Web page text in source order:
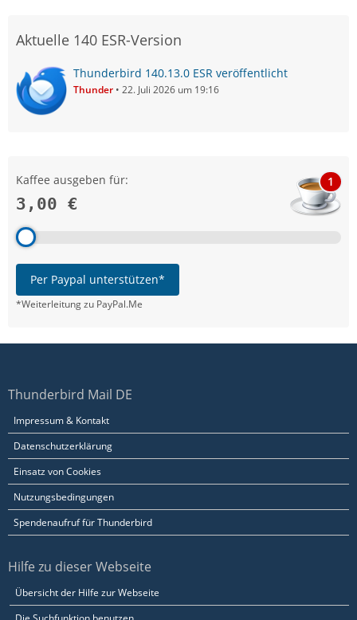
Aktuelle 140 ESR-Version
Thunderbird 140.13.0 ESR veröffentlicht
Thunder 22. Juli 2026 um 19:16
Kaffee ausgeben für:
3,00 €
1
Per Paypal unterstützen*
*Weiterleitung zu PayPal.Me
Thunderbird Mail DE
Impressum & Kontakt
Datenschutzerklärung
Einsatz von Cookies
Nutzungsbedingungen
Spendenaufruf für Thunderbird
Hilfe zu dieser Webseite
Übersicht der Hilfe zur Webseite